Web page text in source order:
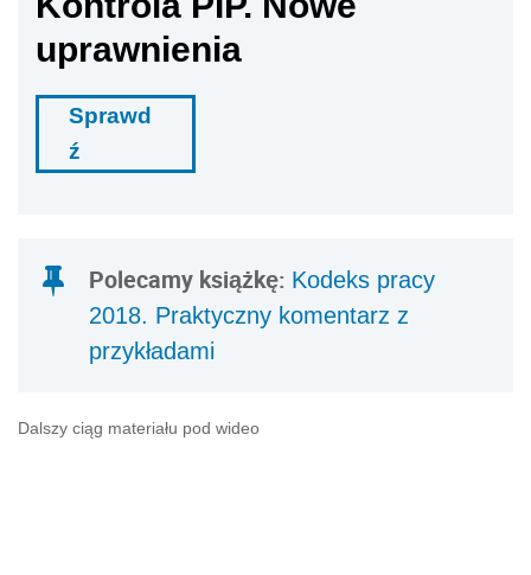
uprawnienia
Sprawd
ź
Polecamy książkę: Kodeks pracy
2018. Praktyczny komentarz z
przykładami
Dalszy ciąg materiału pod wideo